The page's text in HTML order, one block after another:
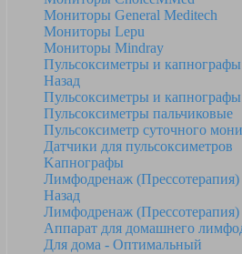
Мониторы General Meditech
Мониторы Lepu
Мониторы Mindray
Пульсоксиметры и капнографы
Назад
Пульсоксиметры и капнографы
Пульсоксиметры пальчиковые
Пульсоксиметр суточного
Датчики для пульсоксиметров
Kапнографы
Лимфодренаж (Прессотерапия)
Назад
Лимфодренаж (Прессотерапия)
Аппарат для домашнего
Для дома - Оптимальный